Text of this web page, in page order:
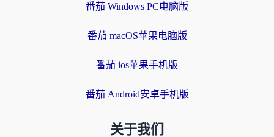
番茄 Windows PC电脑版
番茄 macOS苹果电脑版
番茄 ios苹果手机版
番茄 Android安卓手机版
关于我们